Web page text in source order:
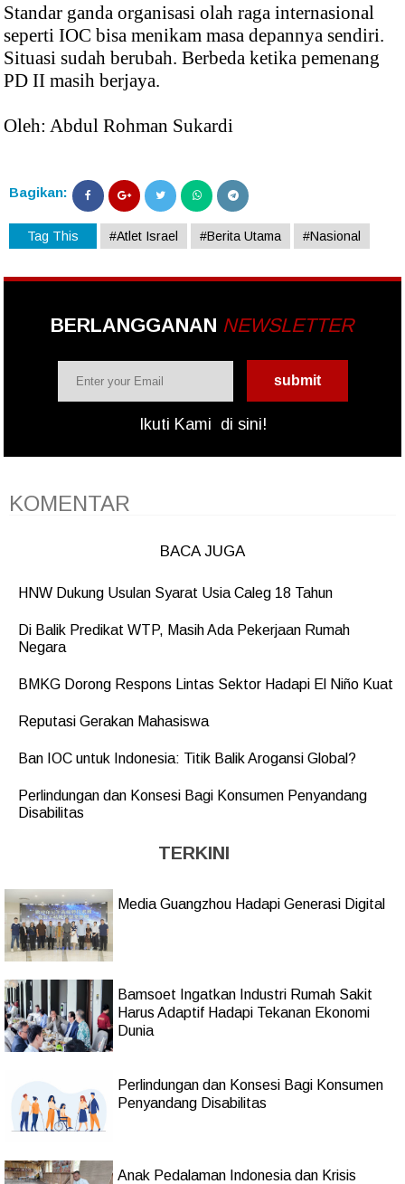
Standar ganda organisasi olah raga internasional
seperti IOC bisa menikam masa depannya sendiri.
Situasi sudah berubah. Berbeda ketika pemenang
PD II masih berjaya.
Oleh: Abdul Rohman Sukardi
Bagikan:
Tag This #Atlet Israel #Berita Utama #Nasional
BERLANGGANAN NEWSLETTER
Ikuti Kami di sini!
KOMENTAR
BACA JUGA
HNW Dukung Usulan Syarat Usia Caleg 18 Tahun
Di Balik Predikat WTP, Masih Ada Pekerjaan Rumah
Negara
BMKG Dorong Respons Lintas Sektor Hadapi El Niño Kuat
Reputasi Gerakan Mahasiswa
Ban IOC untuk Indonesia: Titik Balik Arogansi Global?
Perlindungan dan Konsesi Bagi Konsumen Penyandang
Disabilitas
TERKINI
Media Guangzhou Hadapi Generasi Digital
Bamsoet Ingatkan Industri Rumah Sakit
Harus Adaptif Hadapi Tekanan Ekonomi
Dunia
Perlindungan dan Konsesi Bagi Konsumen
Penyandang Disabilitas
Anak Pedalaman Indonesia dan Krisis